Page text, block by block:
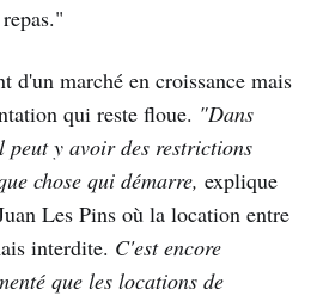
d'un marché en croissance mais
qui reste floue. "Dans
peut y avoir des restrictions
chose qui démarre, explique
Les Pins où la location entre
interdite. C'est encore
que les locations de